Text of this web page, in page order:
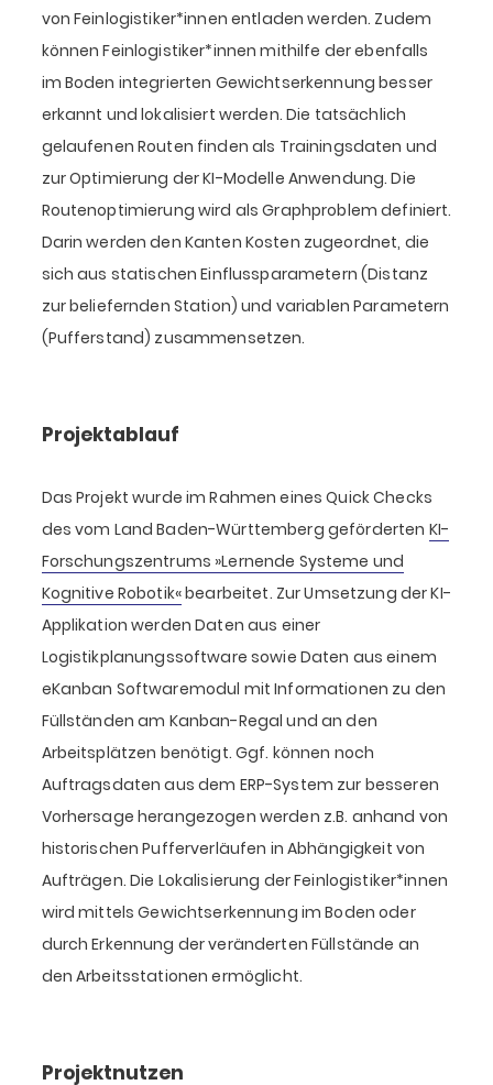
von Feinlogistiker*innen entladen werden. Zudem
können Feinlogistiker*innen mithilfe der ebenfalls
im Boden integrierten Gewichtserkennung besser
erkannt und lokalisiert werden. Die tatsächlich
gelaufenen Routen finden als Trainingsdaten und
zur Optimierung der KI-Modelle Anwendung. Die
Routenoptimierung wird als Graphproblem definiert.
Darin werden den Kanten Kosten zugeordnet, die
sich aus statischen Einflussparametern (Distanz
zur beliefernden Station) und variablen Parametern
(Pufferstand) zusammensetzen.
Projektablauf
Das Projekt wurde im Rahmen eines Quick Checks
des vom Land Baden-Württemberg geförderten KI-
Forschungszentrums »Lernende Systeme und
Kognitive Robotik«bearbeitet. Zur Umsetzung der KI-
Applikation werden Daten aus einer
Logistikplanungssoftware sowie Daten aus einem
eKanban Softwaremodul mit Informationen zu den
Füllständen am Kanban-Regal und an den
Arbeitsplätzen benötigt. Ggf. können noch
Auftragsdaten aus dem ERP-System zur besseren
Vorhersage herangezogen werden z.B. anhand von
historischen Pufferverläufen in Abhängigkeit von
Aufträgen. Die Lokalisierung der Feinlogistiker*innen
wird mittels Gewichtserkennung im Boden oder
durch Erkennung der veränderten Füllstände an
den Arbeitsstationen ermöglicht.
Projektnutzen